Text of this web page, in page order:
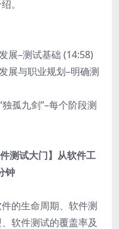
。
展–测试基础 (14:58)
展与职业规划–明确测
孤九剑”–每个阶段测
测试大门】从软件工
钟
的生命周期、软件测
软件测试的覆盖率及